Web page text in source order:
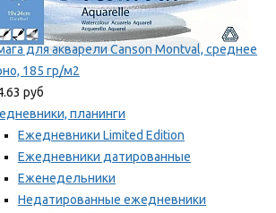
для акварели Canson Montval, среднее
185 гр/м2
руб
планинги
Ежедневники Limited Edition
Ежедневники датированные
Еженедельники
Недатированные ежедневники